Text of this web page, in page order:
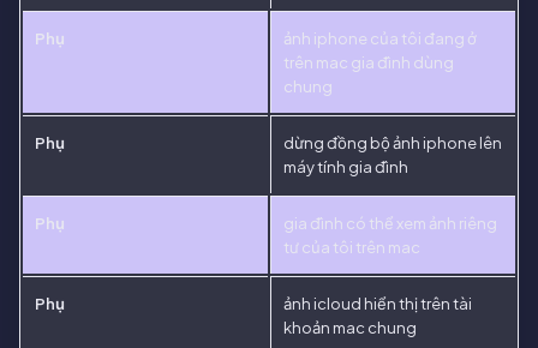
Phụ
ảnh iphone của tôi đang ở
trên mac gia đình dùng
chung
Phụ
dừng đồng bộ ảnh iphone lên
máy tính gia đình
Phụ
gia đình có thể xem ảnh riêng
tư của tôi trên mac
Phụ
ảnh icloud hiển thị trên tài
khoản mac chung